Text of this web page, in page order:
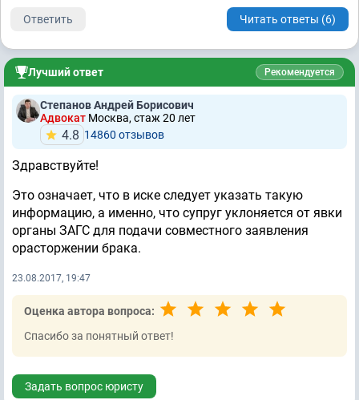
Ответить Читать ответы (6)
Лучший ответ Рекомендуется
Степанов Андрей Борисович
Адвокат Москва, стаж 20 лет
4.8 14860 отзывов
Здравствуйте!
Это означает, что в иске следует указать такую
информацию, а именно, что супруг уклоняется от явки
органы ЗАГС для подачи совместного заявления
орасторжении брака.
23.08.2017, 19:47
Оценка автора вопроса:
Спасибо за понятный ответ!
Задать вопрос юристу